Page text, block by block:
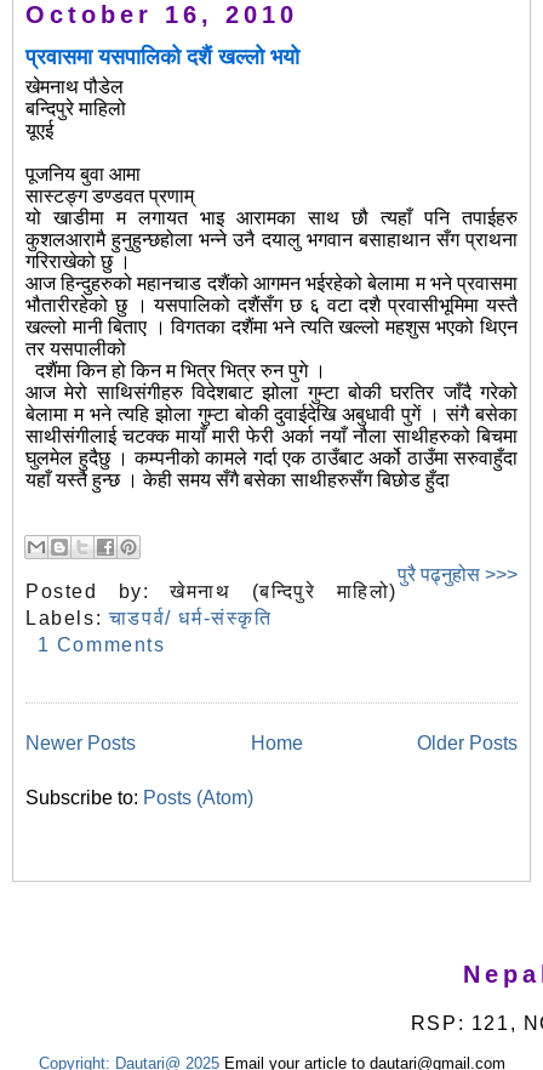
October 16, 2010
प्रवासमा यसपालिको दशैं खल्लो भयो
खेमनाथ पौडेल
बन्दिपुरे माहिलो
यूएई
पूजनिय बुवा आमा
सास्टङ्ग डण्डवत प्रणाम्
यो खाडीमा म लगायत भाइ आरामका साथ छौ त्यहाँ पनि तपाईहरु
कुशलआरामै हुनुहुन्छहोला भन्ने उनै दयालु भगवान बसाहाथान सँग प्राथना
गरिराखेको छु ।
आज हिन्दुहरुको महानचाड दशैंको आगमन भईरहेको बेलामा म भने प्रवासमा
भौतारीरहेको छु । यसपालिको दशैंसँग छ ६ वटा दशै प्रवासीभूमिमा यस्तै
खल्लो मानी बिताए । विगतका दशैंमा भने त्यति खल्लो महशुस भएको थिएन
तर यसपालीको
दशैंमा किन हो किन म भित्र भित्र रुन पुगे ।
आज मेरो साथिसंगीहरु विदेशबाट झोला गुम्टा बोकी घरतिर जाँदै गरेको
बेलामा म भने त्यहि झोला गुम्टा बोकी दुवाईदेखि अबुधावी पुगें । संगै बसेका
साथीसंगीलाई चटक्क मायाँ मारी फेरी अर्का नयाँ नौला साथीहरुको बिचमा
घुलमेल हुदैछु । कम्पनीको कामले गर्दा एक ठाउँबाट अर्को ठाउँमा सरुवाहुँदा
यहाँ यस्तै हुन्छ । केही समय सँगै बसेका साथीहरुसँग बिछोड हुँदा
पुरै पढ्नुहोस >>>
Posted by:खेमनाथ (बन्दिपुरे माहिलो)
Labels:चाडपर्व/ धर्म-संस्कृति
1 Comments
Newer Posts Older Posts
Home
Subscribe to: Posts (Atom)
RSP: 121,
Copyright: Dautari@ 2025 Email your article to dautari@gmail.com